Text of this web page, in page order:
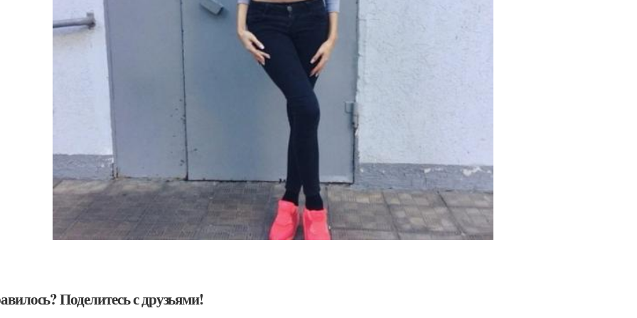
Поделитесь с друзьями!